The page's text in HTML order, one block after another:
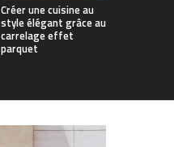
Créer une cuisine au
style élégant grâce au
carrelage effet
parquet